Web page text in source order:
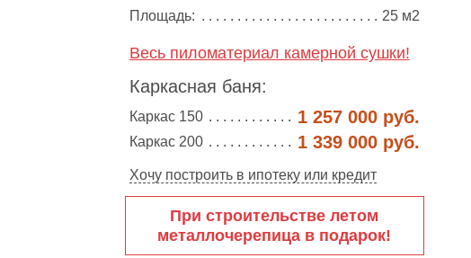
Площадь:
25 м2
Весь пиломатериал камерной сушки!
Каркасная баня:
Каркас 150 1 257 000 руб.
Каркас 200 1 339 000 руб.
Хочу построить в ипотеку или кредит
При строительстве летом
металлочерепица в подарок!